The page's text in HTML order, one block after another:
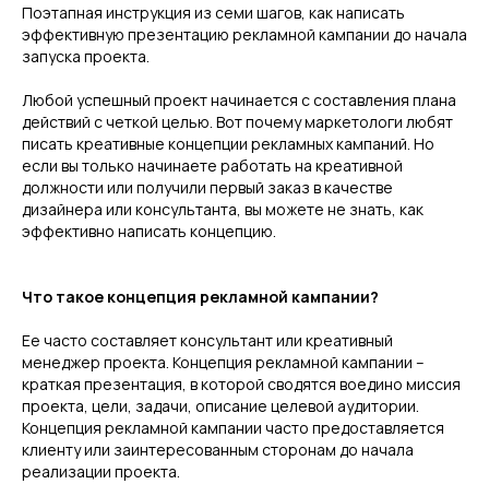
Поэтапная инструкция из семи шагов, как написать
эффективную презентацию рекламной кампании до начала
запуска проекта.
Любой успешный проект начинается с составления плана
действий с четкой целью. Вот почему маркетологи любят
писать креативные концепции рекламных кампаний. Но
если вы только начинаете работать на креативной
должности или получили первый заказ в качестве
дизайнера или консультанта, вы можете не знать, как
эффективно написать концепцию.
Что такое концепция рекламной кампании?
Ее часто составляет консультант или креативный
менеджер проекта. Концепция рекламной кампании –
краткая презентация, в которой сводятся воедино миссия
проекта, цели, задачи, описание целевой аудитории.
Концепция рекламной кампании часто предоставляется
клиенту или заинтересованным сторонам до начала
реализации проекта.